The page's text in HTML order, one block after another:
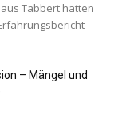
Tabbert hatten
– Mängel und